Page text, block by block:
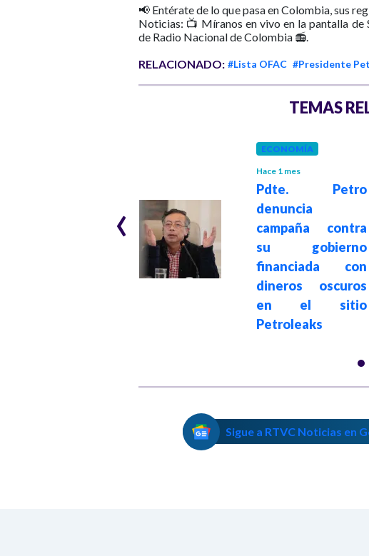
📢 Entérate de lo que pasa en Colombia, sus
Noticias: 📺 Míranos en vivo en la pantalla de
de Radio Nacional de Colombia 📻.
RELACIONADO: #Lista OFAC #Presidente
TEMAS
Hacienda Germán
Ávila como
ECONOMÍA
Hace 1 mes
Pdte. Petro
denuncia
campaña contra
su gobierno
financiada con
dineros oscuros
en el sitio
Petroleaks
‹
Sigue a RTVC Noticias en